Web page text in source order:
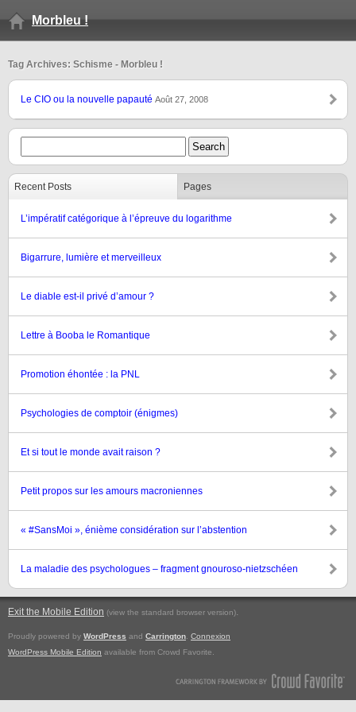
Morbleu !
Tag Archives: Schisme - Morbleu !
Le CIO ou la nouvelle papauté Août 27, 2008
Recent Posts Pages
L’impératif catégorique à l’épreuve du logarithme
Bigarrure, lumière et merveilleux
Le diable est-il privé d’amour ?
Lettre à Booba le Romantique
Promotion éhontée : la PNL
Psychologies de comptoir (énigmes)
Et si tout le monde avait raison ?
Petit propos sur les amours macroniennes
« #SansMoi », énième considération sur l’abstention
La maladie des psychologues – fragment gnouroso-nietzschéen
Exit the Mobile Edition (view the standard browser version).
Proudly powered by WordPress and Carrington Connexion
WordPress Mobile Edition available from Crowd Favorite.